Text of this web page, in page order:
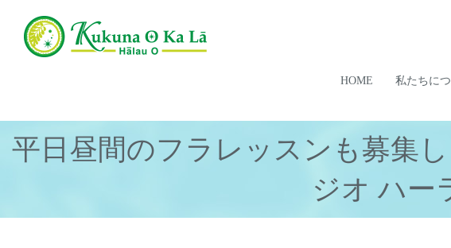
HOME 私たちに
平日昼間のフラレッスンも募集
ジオ ハー